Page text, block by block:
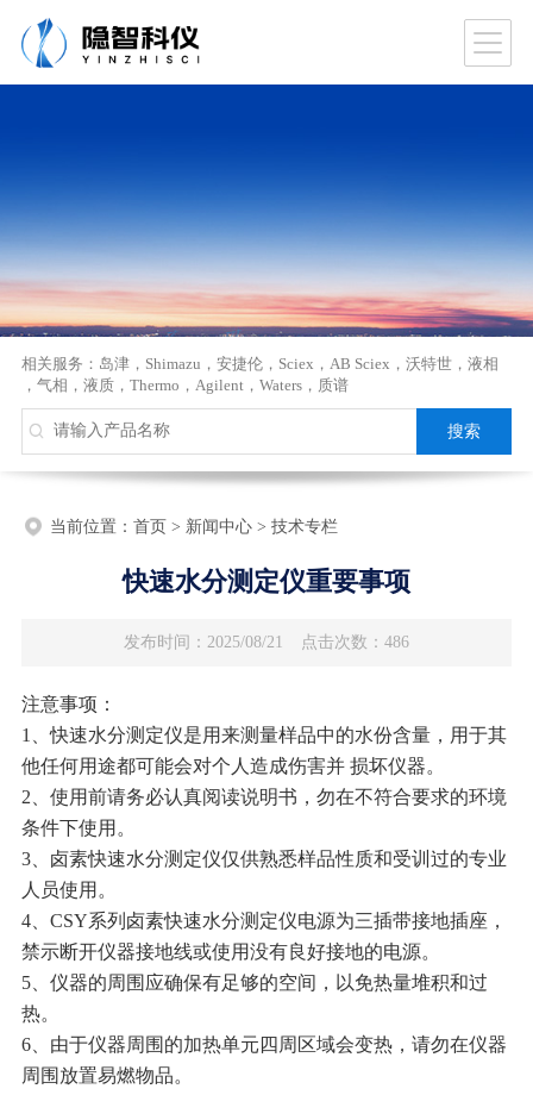
相关服务： 岛津， Shimazu ， 安捷伦， Sciex ， AB Sciex ， 沃特世， 液相
， 气相 ， 液质， Thermo ， Agilent ， Waters， 质谱
当前位置： 首页> 新闻中心> 技术专栏
快速水分测定仪重要事项
发布时间：2025/08/21 点击次数：486
注意事项：
1、快速水分测定仪是用来测量样品中的水份含量，用于其
他任何用途都可能会对个人造成伤害并 损坏仪器。
2、使用前请务必认真阅读说明书，勿在不符合要求的环境
条件下使用。
3、卤素快速水分测定仪仅供熟悉样品性质和受训过的专业
人员使用。
4、CSY系列卤素快速水分测定仪电源为三插带接地插座，
禁示断开仪器接地线或使用没有良好接地的电源。
5、仪器的周围应确保有足够的空间，以免热量堆积和过
热。
6、由于仪器周围的加热单元四周区域会变热，请勿在仪器
周围放置易燃物品。